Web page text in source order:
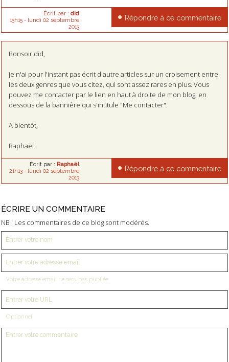
Écrit par : did
15h15- lundi 02 septembre
2013
Répondre à ce commentaire
Bonsoir did,
je n'ai pour l'instant pas écrit d'autre articles sur un croisement entre
les deux genres que vous citez, qui sont assez rares en plus. Vous
pouvez me contacter par le lien en haut à droite de mon blog, en
dessous de la bannière qui s'intitule "Me contacter".
A bientôt,
Raphaël
Écrit par : Raphaël
21h13- lundi 02 septembre
2013
Répondre à ce commentaire
ÉCRIRE UN COMMENTAIRE
NB : Les commentaires de ce blog sont modérés.
Votre adresse email ne sera pas publiée
Optionnel